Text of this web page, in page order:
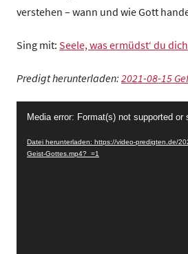
verstehen – wann und wie Gott
Sing mit: Seele, was ermüdst‘ du dich
Predigt herunterladen: 2021-08-15
Video-
Media error: Format(s) not supported or
Datei herunterladen: https://video-predigten.de/
Geist-Gottes.mp4?_=1